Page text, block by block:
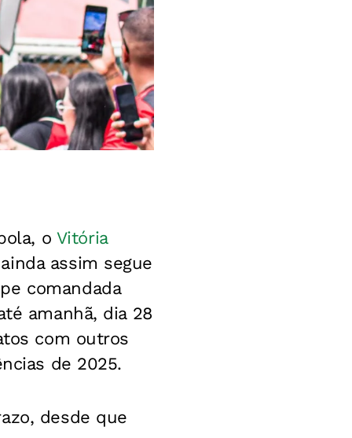
o Vitória
assim segue
comandada
amanhã, dia 28
com outros
de 2025.
desde que